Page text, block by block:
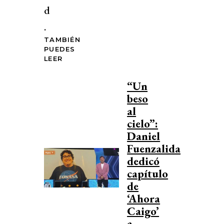
d
.
TAMBIÉN
PUEDES
LEER
“Un
beso
al
cielo”:
Daniel
Fuenzalida
dedicó
capítulo
de
‘Ahora
Caigo’